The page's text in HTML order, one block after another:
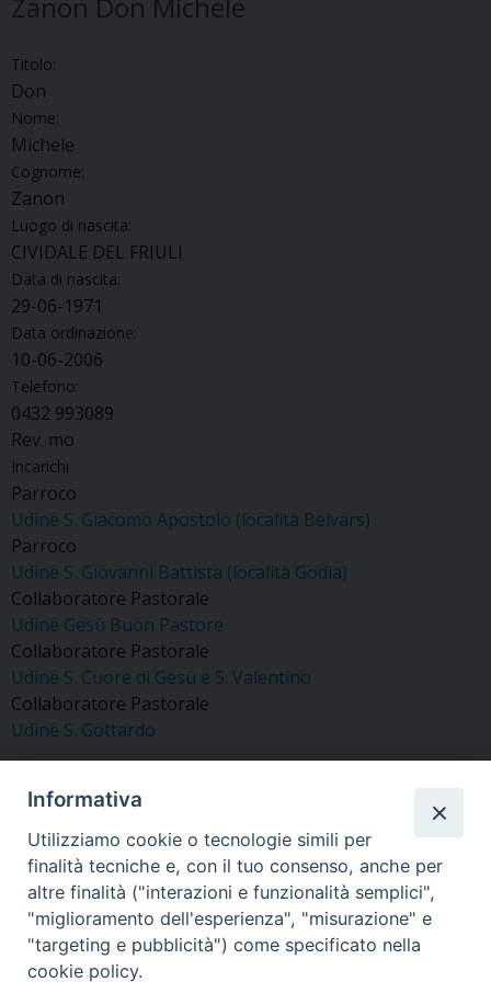
Titolo:
Don
Nome:
Michele
Cognome:
Zanon
Luogo di nascita:
CIVIDALE DEL FRIULI
Data di nascita:
29-06-1971
Data ordinazione:
10-06-2006
Telefono:
0432 993089
Rev. mo
Incarichi
Parroco
Udine S. Giacomo Apostolo (località Beivars)
Parroco
Udine S. Giovanni Battista (località Godia)
Collaboratore Pastorale
Udine Gesù Buon Pastore
Collaboratore Pastorale
Udine S. Cuore di Gesù e S. Valentino
Collaboratore Pastorale
Udine S. Gottardo
Della Pietra Mons. Loris
Vit Don Luigino
Informativa
Utilizziamo cookie o tecnologie simili per
finalità tecniche e, con il tuo consenso, anche per
altre finalità ("interazioni e funzionalità semplici",
"miglioramento dell'esperienza", "misurazione" e
"targeting e pubblicità") come specificato nella
cookie policy.